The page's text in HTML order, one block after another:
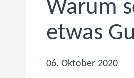
Warum
etwas
06. Oktober 2020